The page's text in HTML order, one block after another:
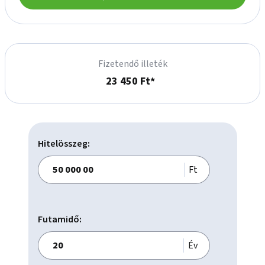
    A-kategóriás irodaépület,
    Telek: 2173 m2,
    Bérelhető terület: 5693 m2,
    Modernizált épület,
    5 emelet + földszint pincehelyiséggel,
    36 db parkoló a mélygarázsban,
    Padlószőnyeg,
    Természetes fény,
Biztonsági szolgálat.
Bérelhető parkoló
Álmennyezet
Kamerarendszer
Fizetendő illeték
23 450 Ft*
Hitelösszeg:
Ft
Futamidő:
Év